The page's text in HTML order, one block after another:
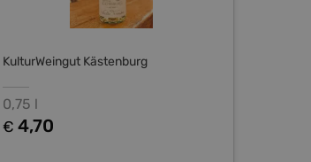
KulturWeingut Kästenburg
0,75 l
€ 4,70